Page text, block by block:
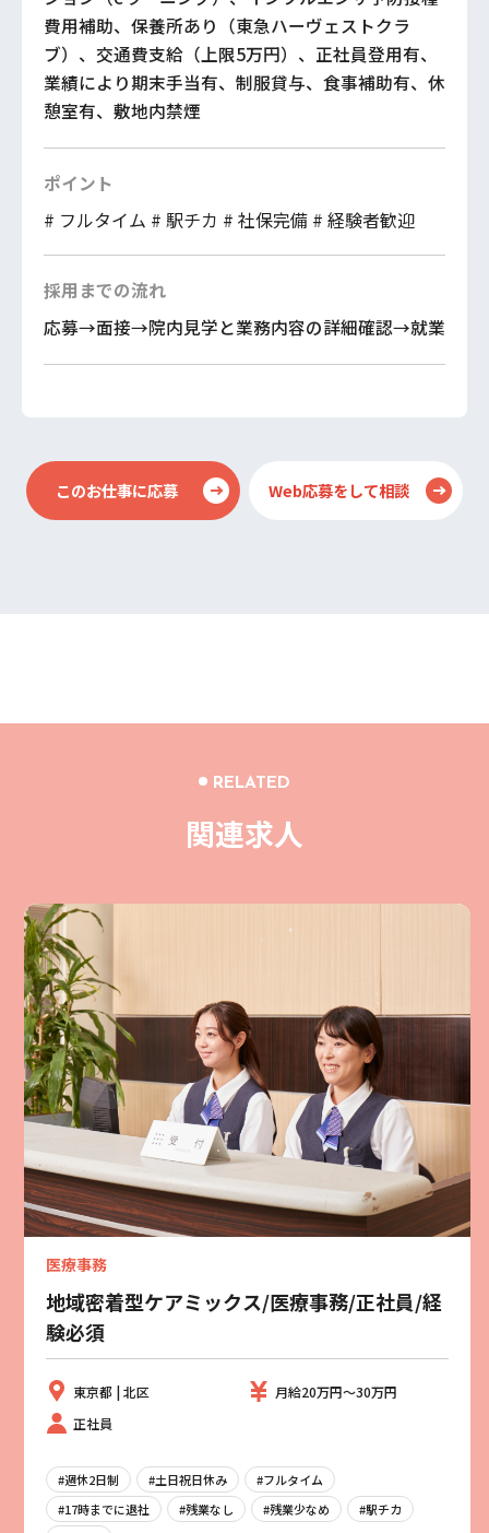
費用補助、保養所あり（東急ハーヴェストクラ
ブ）、交通費支給（上限5万円）、正社員登用有、
業績により期末手当有、制服貸与、食事補助有、休
憩室有、敷地内禁煙
ポイント
# フルタイム # 駅チカ # 社保完備 # 経験者歓迎
採用までの流れ
応募→面接→院内見学と業務内容の詳細確認→就業
このお仕事に応募 Web応募をして相談
RELATED
関連求人
医療事務
地域密着型ケアミックス/医療事務/正社員/経
験必須
東京都 | 北区
月給20万円～30万円
正社員
#週休2日制 #土日祝日休み
#フルタイム
#17時までに退社
#残業なし #残業少なめ
#駅チカ